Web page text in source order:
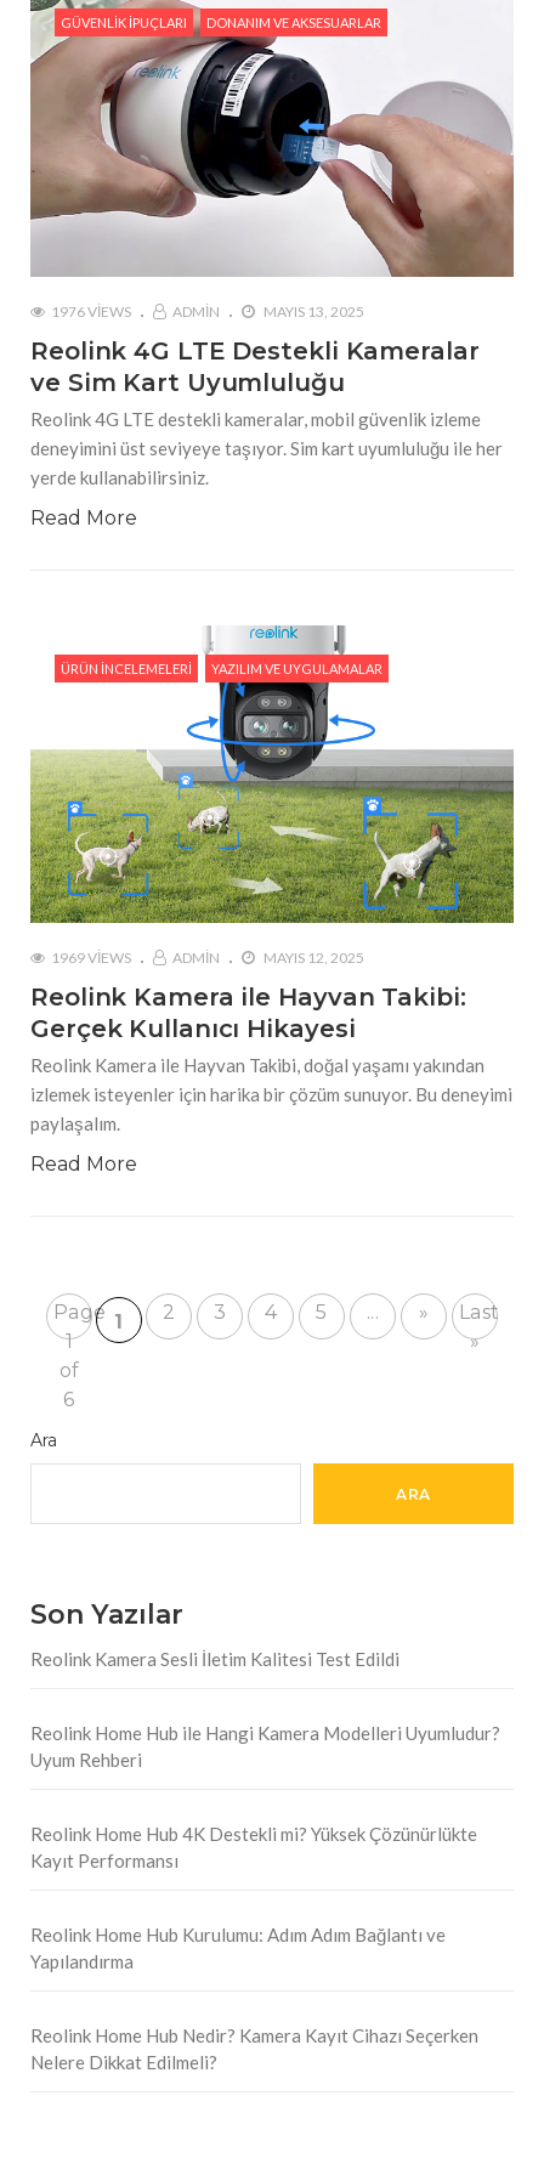
GÜVENLIK İPUÇLARI DONANIM VE AKSESUARLAR
1976 VIEWS ADMIN MAYIS 13, 2025
Reolink 4G LTE Destekli Kameralar
ve Sim Kart Uyumluluğu
Reolink 4G LTE destekli kameralar, mobil güvenlik izleme
deneyimini üst seviyeye taşıyor. Sim kart uyumluluğu ile her
yerde kullanabilirsiniz.
Read More
ÜRÜN İNCELEMELERI YAZILIM VE UYGULAMALAR
1969 VIEWS ADMIN MAYIS 12, 2025
Reolink Kamera ile Hayvan Takibi:
Gerçek Kullanıcı Hikayesi
Reolink Kamera ile Hayvan Takibi, doğal yaşamı yakından
izlemek isteyenler için harika bir çözüm sunuyor. Bu deneyimi
paylaşalım.
Read More
Page
1
of
6
1 2 3 4 5 ... »
Last
»
Ara
ARA
Son Yazılar
Reolink Kamera Sesli İletim Kalitesi Test Edildi
Reolink Home Hub ile Hangi Kamera Modelleri Uyumludur?
Uyum Rehberi
Reolink Home Hub 4K Destekli mi? Yüksek Çözünürlükte
Kayıt Performansı
Reolink Home Hub Kurulumu: Adım Adım Bağlantı ve
Yapılandırma
Reolink Home Hub Nedir? Kamera Kayıt Cihazı Seçerken
Nelere Dikkat Edilmeli?